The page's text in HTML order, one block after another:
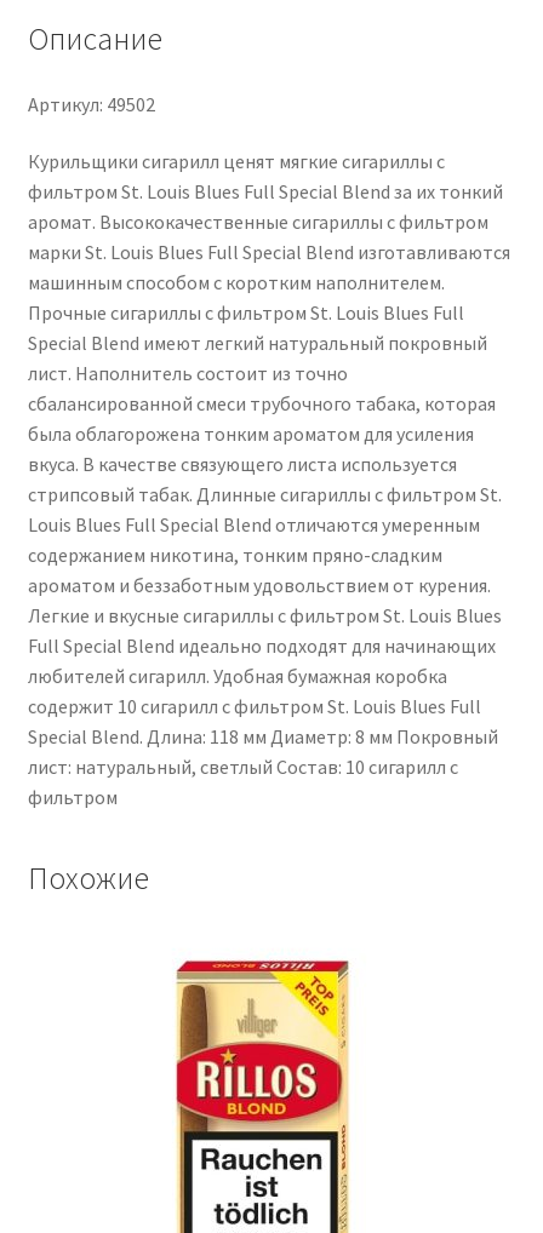
Описание
Артикул: 49502
Курильщики сигарилл ценят мягкие сигариллы с
фильтром St. Louis Blues Full Special Blend за их тонкий
аромат. Высококачественные сигариллы с фильтром
марки St. Louis Blues Full Special Blend изготавливаются
машинным способом с коротким наполнителем.
Прочные сигариллы с фильтром St. Louis Blues Full
Special Blend имеют легкий натуральный покровный
лист. Наполнитель состоит из точно
сбалансированной смеси трубочного табака, которая
была облагорожена тонким ароматом для усиления
вкуса. В качестве связующего листа используется
стрипсовый табак. Длинные сигариллы с фильтром St.
Louis Blues Full Special Blend отличаются умеренным
содержанием никотина, тонким пряно-сладким
ароматом и беззаботным удовольствием от курения.
Легкие и вкусные сигариллы с фильтром St. Louis Blues
Full Special Blend идеально подходят для начинающих
любителей сигарилл. Удобная бумажная коробка
содержит 10 сигарилл с фильтром St. Louis Blues Full
Special Blend. Длина: 118 мм Диаметр: 8 мм Покровный
лист: натуральный, светлый Состав: 10 сигарилл с
фильтром
Похожие